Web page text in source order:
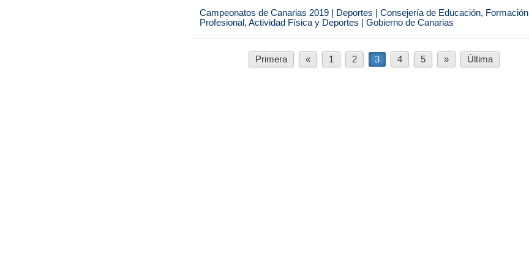
Campeonatos de Canarias 2019 | Deportes | Consejería de Educación, Formación
Profesional, Actividad Física y Deportes | Gobierno de Canarias
Primera « 1 2 3 4 5 » Última